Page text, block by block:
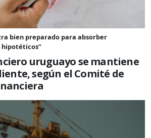
bien preparado para absorber
hipotéticos”
uruguayo se mantiene
según el Comité de